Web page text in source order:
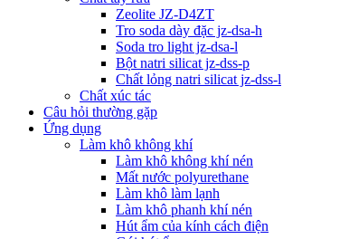
Zeolite JZ-D4ZT
Tro soda dày đặc jz-dsa-h
Soda tro light jz-dsa-l
Bột natri silicat jz-dss-p
Chất lỏng natri silicat jz-dss-l
Chất xúc tác
Câu hỏi thường gặp
Ứng dụng
Làm khô không khí
Làm khô không khí nén
Mất nước polyurethane
Làm khô làm lạnh
Làm khô phanh khí nén
Hút ẩm của kính cách điện